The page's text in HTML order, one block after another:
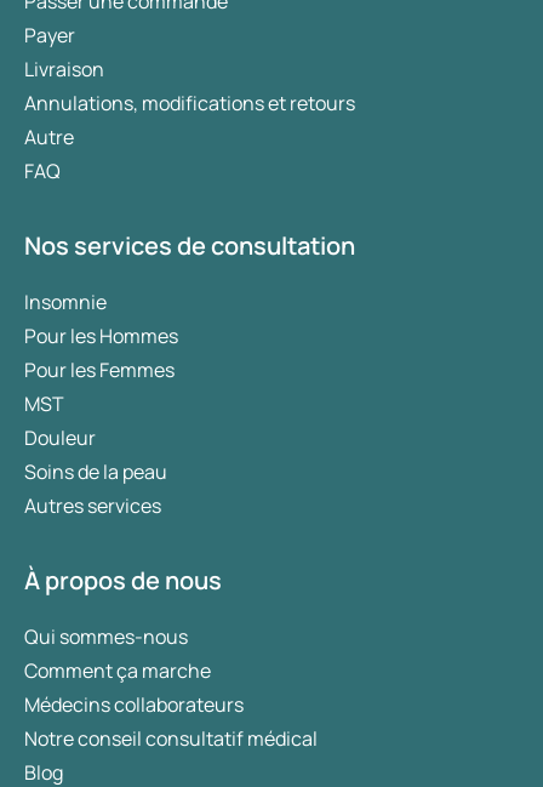
épinards, céleri, cerfeuil, cerises, abricots,
l’intolérance alimentaire. Les symptômes sont
similaires, mais alors qu’une allergie implique
troubles intestinaux.
allergie potentiellement grave, par exemple aux
piqûres d’abeilles et de guêpes. On peut alors
présenter des boutons rouges sur tout le corps,
et de la gorge, entraînant des difficultés
respiratoires. Un choc anaphylactique (chute
de la tension artérielle et troubles du rythme
cardiaque) peut également survenir.
n’est pas nécessaire d’être exposé longtemps au
provoquer des démangeaisons cutanées et/ou
des boutons. Cette allergie touche
principalement les femmes et les personnes à la
peau claire. Certains médicaments ou
Payer
Livraison
Annulations, modifications et retours
Autre
FAQ
Nos services de consultation
Insomnie
Pour les Hommes
Pour les Femmes
MST
Douleur
Soins de la peau
Autres services
À propos de nous
Qui sommes-nous
Comment ça marche
Médecins collaborateurs
Notre conseil consultatif médical
Blog